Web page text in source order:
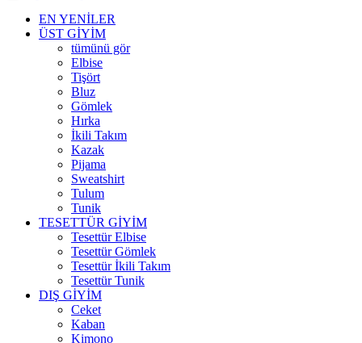
EN YENİLER
ÜST GİYİM
tümünü gör
Elbise
Tişört
Bluz
Gömlek
Hırka
İkili Takım
Kazak
Pijama
Sweatshirt
Tulum
Tunik
TESETTÜR GİYİM
Tesettür Elbise
Tesettür Gömlek
Tesettür İkili Takım
Tesettür Tunik
DIŞ GİYİM
Ceket
Kaban
Kimono